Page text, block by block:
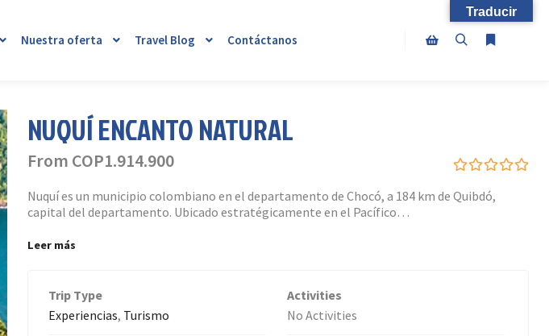
Nuestra oferta Travel Blog Contáctanos
NUQUÍ ENCANTO NATURAL
From COP1.914.900
out
Nuquí es un municipio colombiano en el departamento de Chocó, a 184 km de Quibdó,
capital del departamento. Ubicado estratégicamente en el Pacífico…
Leer más
Trip Type
Experiencias, Turismo
Activities
No Activities
Traducir